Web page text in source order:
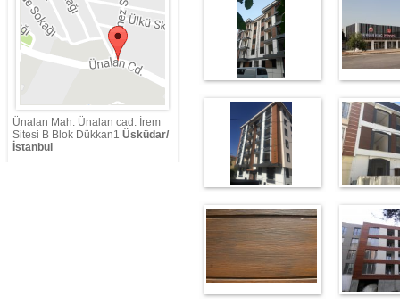
Ünalan Mah. Ünalan cad. İrem
Sitesi B Blok Dükkan1 Üsküdar/
İstanbul